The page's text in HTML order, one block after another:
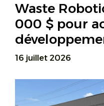
Waste
000 $ pour
16 juillet 2026